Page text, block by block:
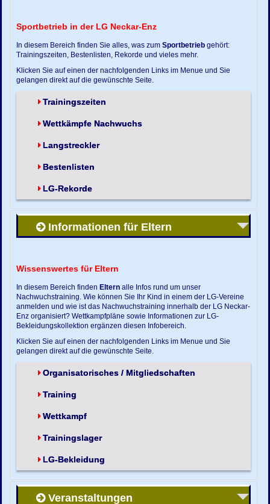
Sportbetrieb in der LG Neckar-Enz
In diesem Bereich finden Sie alles, was zumSportbetrieb gehört:
Trainingszeiten, Bestenlisten, Rekorde und vieles mehr.
Klicken Sie auf einen der nachfolgenden Links im Menue und Sie
gelangen direkt auf die gewünschte Seite.
Trainingszeiten
Wettkämpfe Nachwuchs
Langstreckler
Bestenlisten
LG-Rekorde
Informationen für Eltern
Wissenswertes für Eltern
In diesem Bereich finden Eltern alle Infos rund um unser
Nachwuchstraining. Wie können Sie Ihr Kind in einem der LG-Vereine
anmelden und wie ist das Nachwuchstraining innerhalb der LG Neckar-
Enz organisiert? Wettkampfpläne sowie Informationen zur LG-
Bekleidungskollektion ergänzen diesen Infobereich.
Klicken Sie auf einen der nachfolgenden Links im Menue und Sie
gelangen direkt auf die gewünschte Seite.
Organisatorisches / Mitgliedschaften
Training
Wettkampf
Trainingslager
LG-Bekleidung
Veranstaltungen